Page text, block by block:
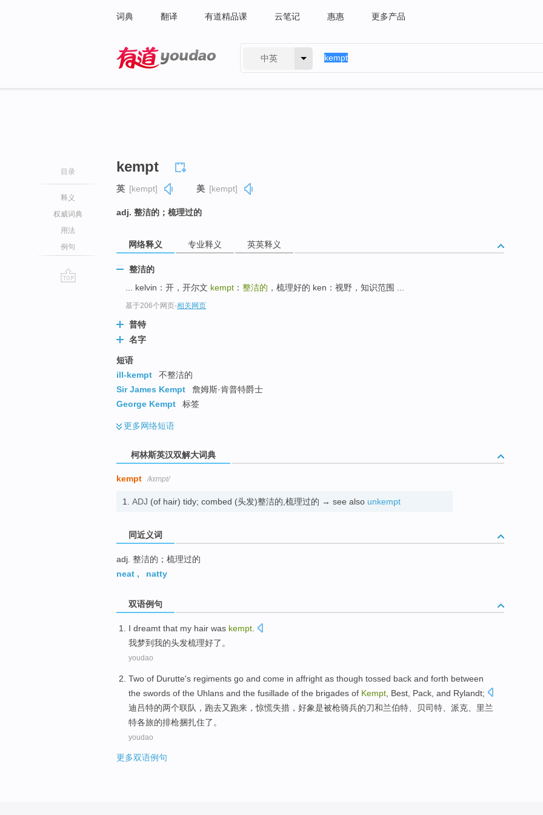
词典 翻译 有道精品课 云笔记 惠惠 更多产品
中英
目录
释义
权威词典
用法
例句
kempt
英 [kempt] 美 [kempt]
adj. 整洁的；梳理过的
网络释义 专业释义 英英释义
整洁的
... kelvin：开，开尔文 kempt ： 整洁的 ，梳理好的 ken：视野，知识范围 ...
基于206个网页-相关网页
普特
名字
短语
ill-kempt
不整洁的
Sir James Kempt
詹姆斯·肯普特爵士
George Kempt
标签
更多网络短语
柯林斯英汉双解大词典
kempt /kɛmpt/
1. ADJ (of hair) tidy; combed (头发)整洁的,梳理过的 → see also unkempt
同近义词
adj. 整洁的；梳理过的
neat , natty
双语例句
I dreamt that my hair was kempt
我梦到我的头发梳理好了 。
youdao
Two of Durutte's regiments go and come in affright as though tossed back and forth between
the swords of the Uhlans and the fusillade of the brigades of Kempt , Best, Pack, and Rylandt;
迪吕特的两个联队 ，跑去又跑来，惊慌失措， 好象是被枪骑兵的刀和兰伯特、贝司特、派克、里兰
特各旅的排枪捆扎住了。
youdao
更多双语例句